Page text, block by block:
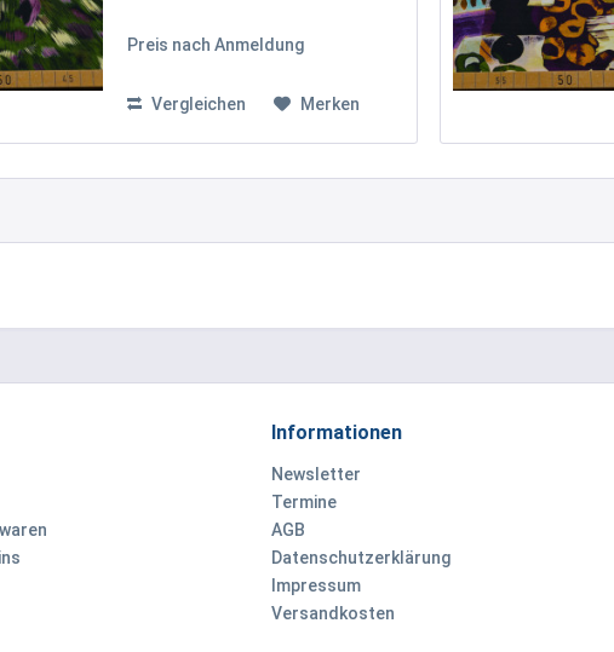
Leopardenmuster in kräftigen
Hauch...
Preis nach Anmeldung
Vergleichen Merken
Informationen
Newsletter
Termine
AGB
Datenschutzerklärung
Impressum
Versandkosten